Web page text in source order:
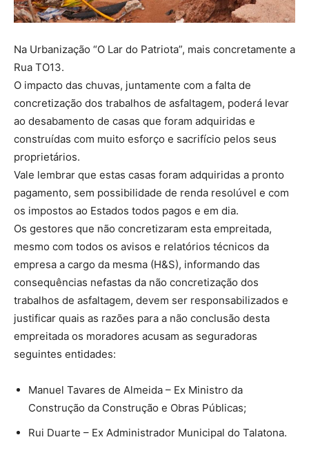
Na Urbanização “O Lar do Patriota”, mais concretamente a
Rua TO13.
O impacto das chuvas, juntamente com a falta de
concretização dos trabalhos de asfaltagem, poderá levar
ao desabamento de casas que foram adquiridas e
construídas com muito esforço e sacrifício pelos seus
proprietários.
Vale lembrar que estas casas foram adquiridas a pronto
pagamento, sem possibilidade de renda resolúvel e com
os impostos ao Estados todos pagos e em dia.
Os gestores que não concretizaram esta empreitada,
mesmo com todos os avisos e relatórios técnicos da
empresa a cargo da mesma (H&S), informando das
consequências nefastas da não concretização dos
trabalhos de asfaltagem, devem ser responsabilizados e
justificar quais as razões para a não conclusão desta
empreitada os moradores acusam as seguradoras
seguintes entidades:
Manuel Tavares de Almeida – Ex Ministro da
Construção da Construção e Obras Públicas;
⁠Rui Duarte – Ex Administrador Municipal do Talatona.